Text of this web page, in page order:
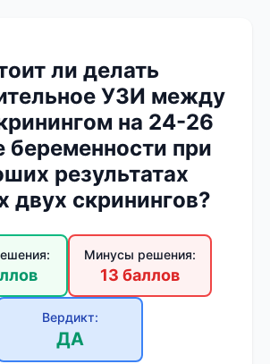
ли делать
УЗИ между
на 24-26
беременности при
результатах
двух скринингов?
Минусы решения:
13 баллов
Вердикт:
ДА